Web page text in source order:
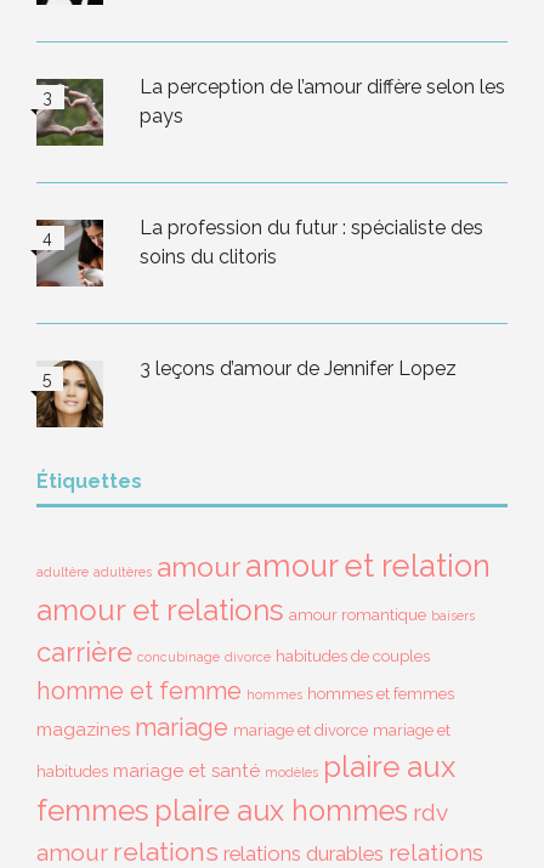
La perception de l’amour diffère selon les
pays
La profession du futur : spécialiste des
soins du clitoris
3 leçons d’amour de Jennifer Lopez
Étiquettes
adultère adultères amouramour et relation
amour et relations amour romantique baisers
carrière concubinage divorce habitudes de couples
homme et femme hommes hommes et femmes
magazines mariage mariage et divorce mariage et
habitudes mariage et santé modèles plaire aux
femmes plaire aux hommes rdv
amour relations relations durables relations